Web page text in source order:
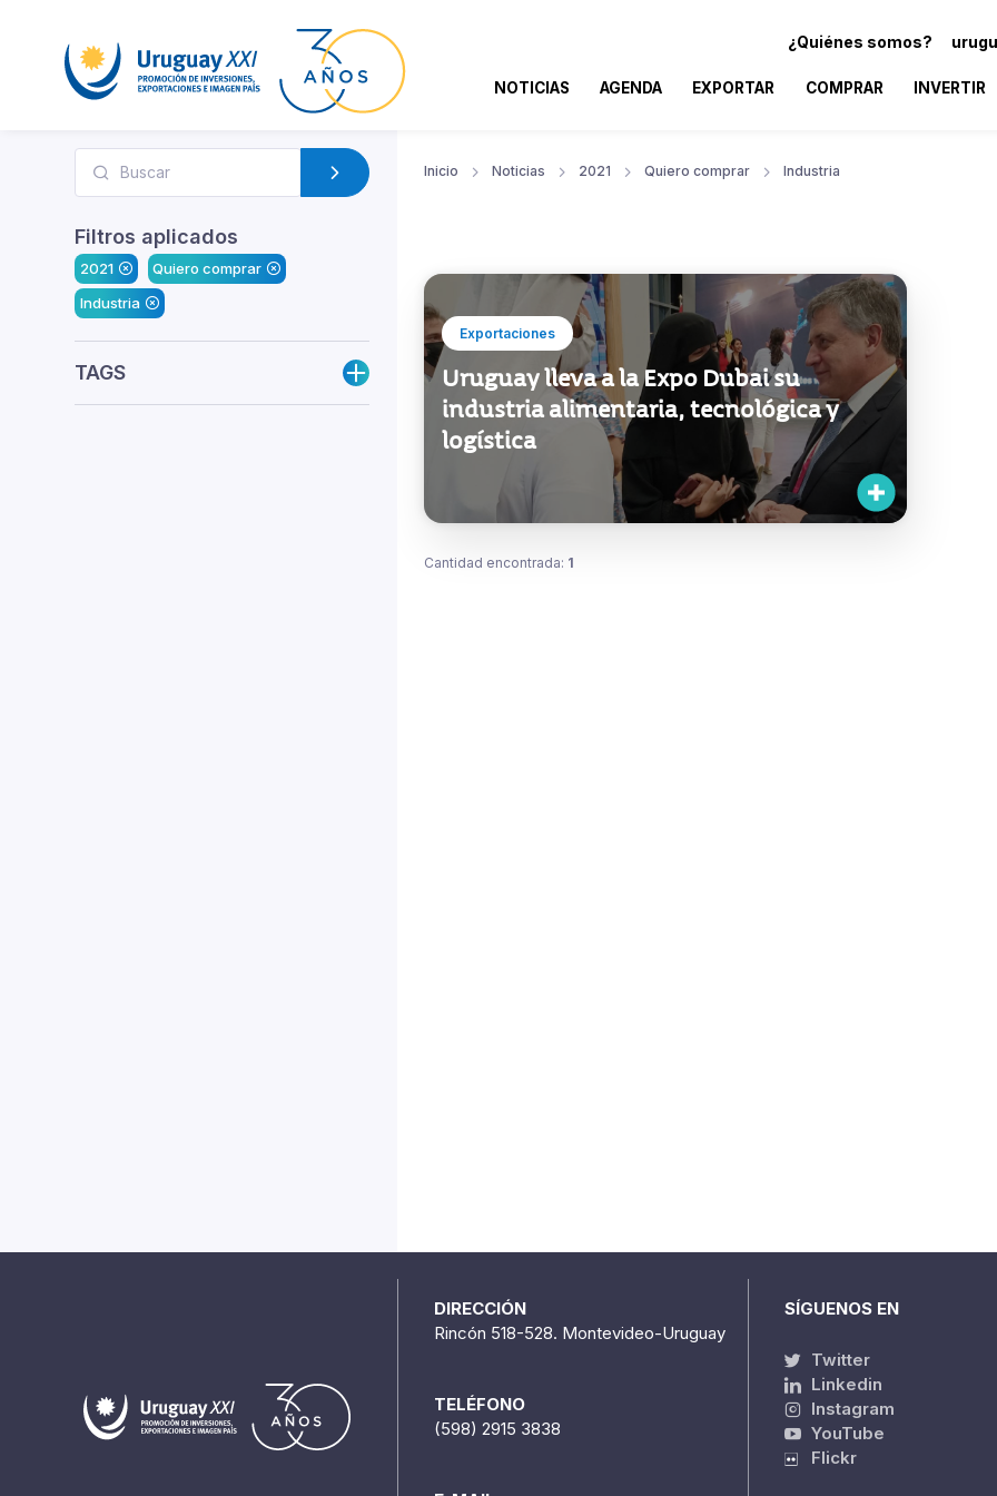
¿Quiénes somos?
NOTICIAS AGENDA EXPORTAR COMPRAR INVERTIR
Filtros aplicados
2021
Quiero comprar
Industria
TAGS
Inicio Noticias 2021 Quiero comprar Industria
Exportaciones
Uruguay lleva a la Expo Dubai su
industria alimentaria, tecnológica y
logística
Cantidad encontrada: 1
DIRECCIÓN
Rincón 518-528. Montevideo-Uruguay
TELÉFONO
(598) 2915 3838
SÍGUENOS EN
Twitter
Linkedin
Instagram
YouTube
Flickr